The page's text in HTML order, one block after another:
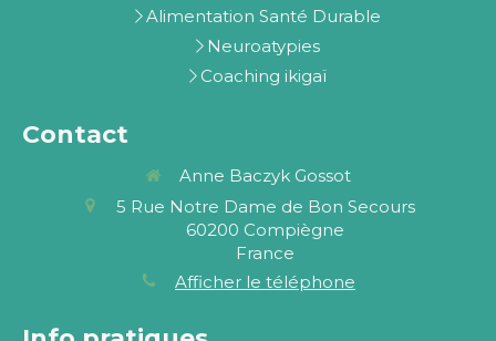
Alimentation Santé Durable
Neuroatypies
Coaching ikigaï
Contact
Anne Baczyk Gossot
5 Rue Notre Dame de Bon Secours
60200 Compiègne
France
Afficher le téléphone